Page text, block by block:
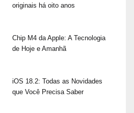
originais há oito anos
Chip M4 da Apple: A Tecnologia
de Hoje e Amanhã
iOS 18.2: Todas as Novidades
que Você Precisa Saber